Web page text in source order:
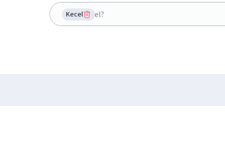
Hol keresel?
Kecel